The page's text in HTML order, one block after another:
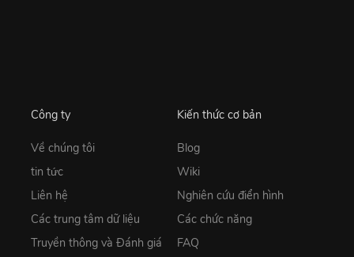
Công ty
Về chúng tôi
tin tức
Liên hệ
Các trung tâm dữ liệu
Truyền thông và Đánh giá
Kiến thức cơ bản
Blog
Wiki
Nghiên cứu điển hình
Các chức năng
FAQ